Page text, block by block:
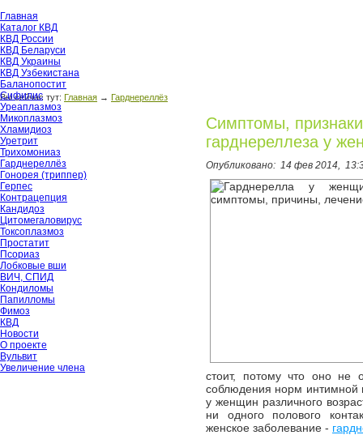
Главная
Каталог КВД
КВД России
КВД Беларуси
КВД Украины
КВД Узбекистана
Баланопостит
Сифилис
Уреаплазмоз
Микоплазмоз
Хламидиоз
Уретрит
Трихомониаз
Гарднереллёз
Гонорея (триппер)
Герпес
Контрацепция
Кандидоз
Цитомегаловирус
Токсоплазмоз
Простатит
Псориаз
Лобковые вши
ВИЧ, СПИД
Кондиломы
Папилломы
Фимоз
КВД
Новости
О проекте
Вульвит
Увеличение члена
Вы сейчас тут: Главная → Гарднереллёз
Симптомы,
гарднереллеза у
Опубликовано: 14 фев 2014,
стоит, потому что оно не
соблюдения норм интимной
у женщин различного
ни одного полового
женское заболевание -